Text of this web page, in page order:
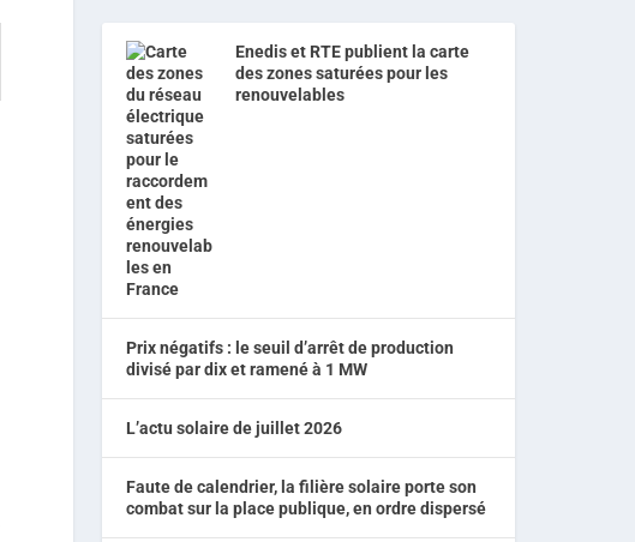
Enedis et RTE publient la carte
des zones saturées pour les
renouvelables
Prix négatifs : le seuil d’arrêt de production
divisé par dix et ramené à 1 MW
L’actu solaire de juillet 2026
Faute de calendrier, la filière solaire porte son
combat sur la place publique, en ordre dispersé